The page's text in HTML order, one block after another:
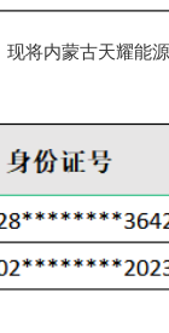
将内蒙古天耀能